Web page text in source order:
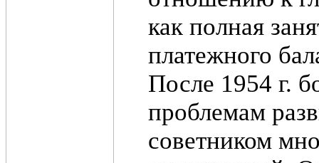
как полная
платежного
После 1954 г.
проблемам
советником